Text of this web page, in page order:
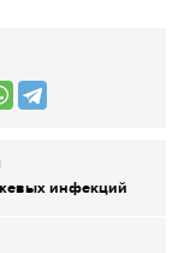
инфекций